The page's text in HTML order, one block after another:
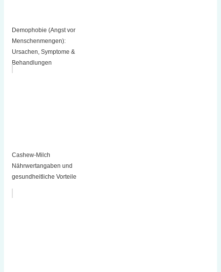
Demophobie (Angst vor
Menschenmengen):
Ursachen, Symptome &
Behandlungen
Cashew-Milch
Nährwertangaben und
gesundheitliche Vorteile